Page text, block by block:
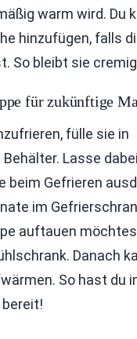
warm wird. Du
hinzufügen, falls
So bleibt sie
für zukünftige
fülle sie in
Lasse
beim Gefrieren
im
auftauen
Danach
So hast du
bereit!